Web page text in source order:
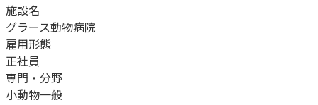
施設名
グラース動物病院
雇用形態
正社員
専門・分野
小動物一般